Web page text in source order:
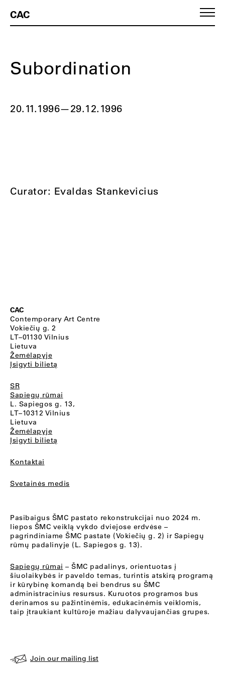
CAC
Subordination
20.11.1996—29.12.1996
Curator: Evaldas Stankevicius
CAC
Contemporary Art Centre
Vokiečių g. 2
LT–01130 Vilnius
Lietuva
Žemėlapyje
Įsigyti bilietą
SR
Sapiegų rūmai
L. Sapiegos g. 13,
LT–10312 Vilnius
Lietuva
Žemėlapyje
Įsigyti bilietą
Kontaktai
Svetainės medis
Pasibaigus ŠMC pastato rekonstrukcijai nuo 2024 m.
liepos ŠMC veiklą vykdo dviejose erdvėse –
pagrindiniame ŠMC pastate (Vokiečių g. 2) ir Sapiegų
rūmų padalinyje (L. Sapiegos g. 13).
Sapiegų rūmai – ŠMC padalinys, orientuotas į
šiuolaikybės ir paveldo temas, turintis atskirą programą
ir kūrybinę komandą bei bendrus su ŠMC
administracinius resursus. Kuruotos programos bus
derinamos su pažintinėmis, edukacinėmis veiklomis,
taip įtraukiant kultūroje mažiau dalyvaujančias grupes.
Join our mailing list